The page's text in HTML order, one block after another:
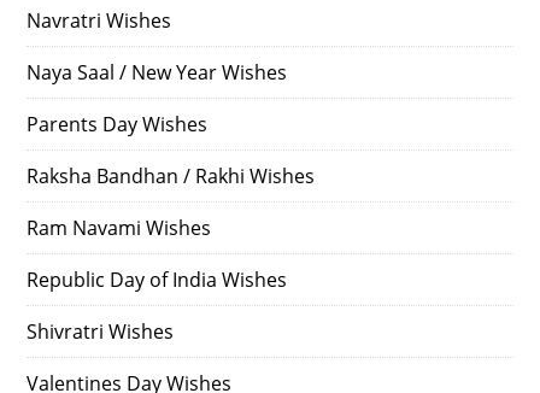
Navratri Wishes
Naya Saal / New Year Wishes
Parents Day Wishes
Raksha Bandhan / Rakhi Wishes
Ram Navami Wishes
Republic Day of India Wishes
Shivratri Wishes
Valentines Day Wishes